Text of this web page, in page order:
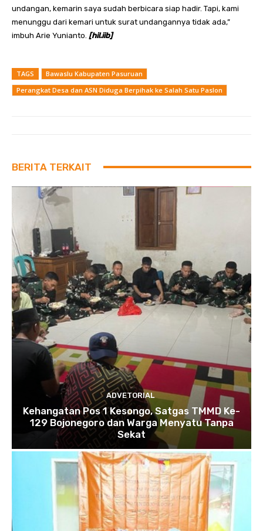
undangan, kemarin saya sudah berbicara siap hadir. Tapi, kami
menunggu dari kemari untuk surat undangannya tidak ada,”
imbuh Arie Yunianto. [hil.iib]
TAGS
Bawaslu Kabupaten Pasuruan
Perangkat Desa dan ASN Diduga Berpihak ke Salah Satu Paslon
BERITA TERKAIT
ADVETORIAL
Kehangatan Pos 1 Kesongo, Satgas TMMD Ke-
129 Bojonegoro dan Warga Menyatu Tanpa
Sekat